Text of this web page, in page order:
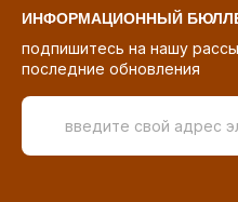
ИНФОРМАЦИОННЫЙ
подпишитесь на нашу
последние обновления